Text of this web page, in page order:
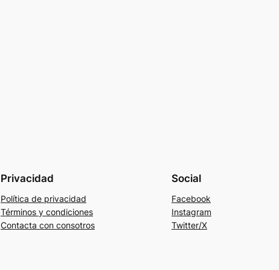
Privacidad
Política de privacidad
Términos y condiciones
Contacta con consotros
Social
Facebook
Instagram
Twitter/X